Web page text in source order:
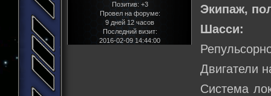
Позитив: +3
Провел на форуме:
9 дней 12 часов
Последний визит:
2016-02-09 14:44:00
Экипаж,
Шасси:
Двигатели
Система